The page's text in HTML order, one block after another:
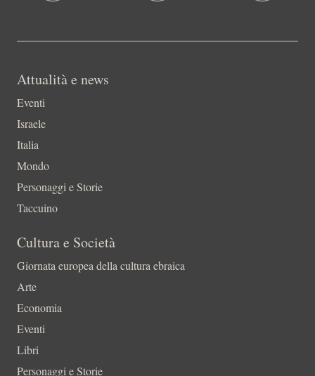
Attualità e news
Eventi
Israele
Italia
Mondo
Personaggi e Storie
Taccuino
Cultura e Società
Giornata europea della cultura ebraica
Arte
Economia
Eventi
Libri
Personaggi e Storie